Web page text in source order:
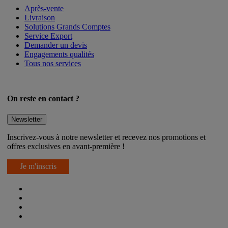
Après-vente
Livraison
Solutions Grands Comptes
Service Export
Demander un devis
Engagements qualités
Tous nos services
On reste en contact ?
Newsletter
Inscrivez-vous à notre newsletter et recevez nos promotions et
offres exclusives en avant-première !
Je m'inscris